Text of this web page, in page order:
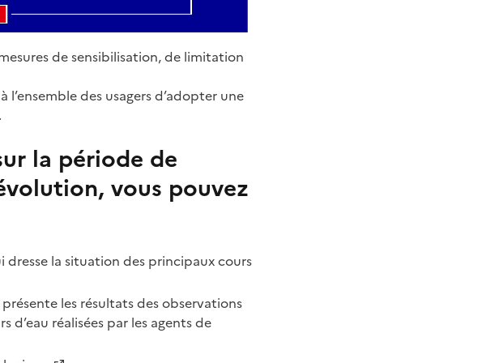
de sensibilisation, de limitation
des usagers d’adopter une
la période de
vous pouvez
dresse la situation des principaux cours
les résultats des observations
d’eau réalisées par les agents de